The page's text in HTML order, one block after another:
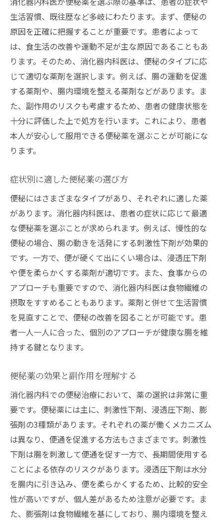
生活習慣、既往歴など多岐にわたります。まず、便秘の
原因を正確に把握することが重要です。患者によって
は、食生活の改善や運動不足が主な原因であることもあ
ります。そのため、消化器内科医は、便秘のタイプに応
じて適切な薬剤を選択します。例えば、腸の運動を促進
する薬剤や、腸内環境を整える薬剤などがあります。ま
た、副作用のリスクも考慮するため、患者の健康状態を
十分に評価した上で処方を行います。これにより、患者
本人が安心して服用できる便秘薬を選ぶことが可能にな
ります。
症状別に適した便秘薬の選び方
便秘にはさまざまなタイプがあり、それぞれに適した薬
があります。消化器内科医は、患者の症状に応じて最適
な便秘薬を選ぶことが求められます。例えば、慢性的な
便秘の場合、腸の動きを活発にする刺激性下剤が効果的
です。一方で、便が硬くて出にくい場合は、浸透圧下剤
や便を柔らかくする薬剤が適切です。また、食事からの
アプローチも重要ですので、消化器内科医は食物繊維の
摂取をすすめることもあります。薬剤と併せて生活習慣
を見直すことで、便秘の改善を図ることが可能です。患
者一人一人に合った、個別のアプローチが健康な腸を維
持する鍵となります。
便秘薬の効果と副作用を理解する
消化器内科での便秘治療において、薬の選択は非常に重
要です。便秘薬には主に、刺激性下剤、浸透圧下剤、膨
張剤の3種類があります。それぞれの薬が働くメカニズム
は異なり、便通を促進する方法もさまざまです。刺激性
下剤は腸を刺激して便通を促す一方で、長期間使用する
ことによる依存のリスクがあります。浸透圧下剤は水分
を腸内に引き込み、便を柔らかくするため、比較的安全
性が高いですが、個人差があるため注意が必要です。ま
た、膨張剤は食物繊維を基にしており、腸内環境を整え